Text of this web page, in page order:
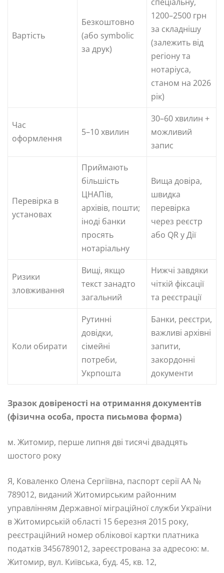
Вартість
Безкоштовно
(або symbolic
за друк)
спеціальну,
1200–2500 грн
за складнішу
(залежить від
регіону та
нотаріуса,
станом на 2026
рік)
Час
оформлення
5–10 хвилин
30–60 хвилин +
можливий
запис
Перевірка в
установах
Приймають
більшість
ЦНАПів,
архівів, пошти;
іноді банки
просять
нотаріальну
Вища довіра,
швидка
перевірка
через реєстр
або QR у Дії
Ризики
зловживання
Вищі, якщо
текст занадто
загальний
Нижчі завдяки
чіткій фіксації
та реєстрації
Коли обирати
Рутинні
довідки,
сімейні
потреби,
Укрпошта
Банки, реєстри,
важливі архівні
запити,
закордонні
документи
Зразок довіреності на отримання документів
(фізична особа, проста письмова форма)
м. Житомир, перше липня дві тисячі двадцять
шостого року
Я, Коваленко Олена Сергіївна, паспорт серії АА №
789012, виданий Житомирським районним
управлінням Державної міграційної служби України
в Житомирській області 15 березня 2015 року,
реєстраційний номер облікової картки платника
податків 3456789012, зареєстрована за адресою: м.
Житомир, вул. Київська, буд. 45, кв. 12,